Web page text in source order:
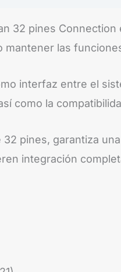
32 pines
mantener las
interfaz entre el
como la
pines, garantiza
integración